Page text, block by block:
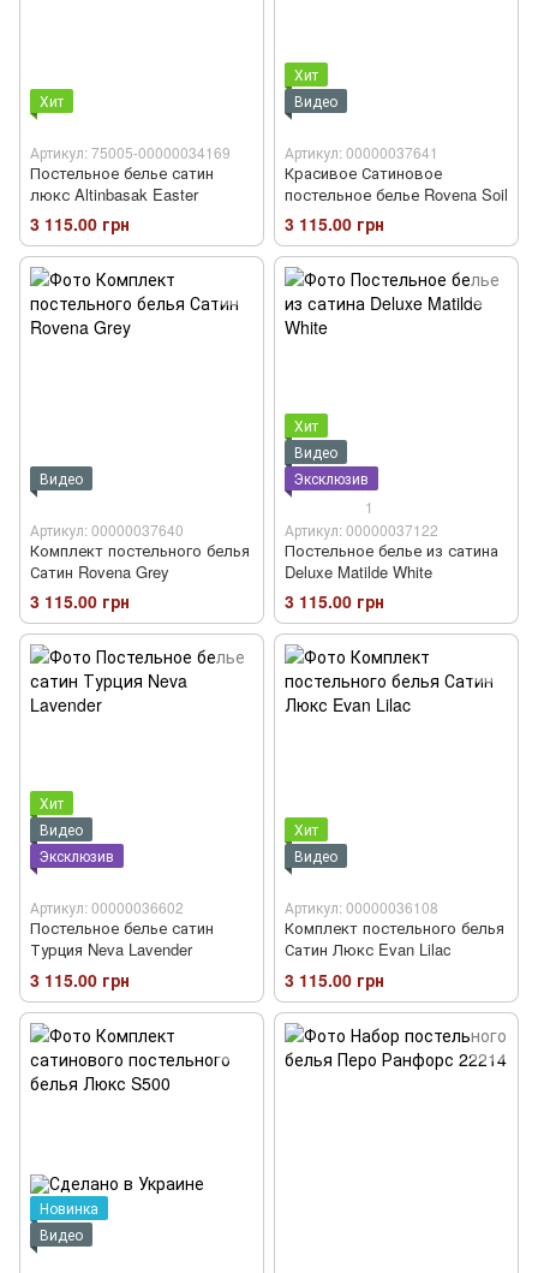
Хит
Артикул: 75005-00000034169
Постельное белье сатин
люкс Altinbasak Easter
3 115.00 грн
Хит
Видео
Артикул: 00000037641
Красивое Сатиновое
постельное белье Rovena Soil
3 115.00 грн
Видео
Артикул: 00000037640
Комплект постельного белья
Сатин Rovena Grey
3 115.00 грн
Хит
Видео
Эксклюзив
1
Артикул: 00000037122
Постельное белье из сатина
Deluxe Matilde White
3 115.00 грн
Хит
Видео
Эксклюзив
Артикул: 00000036602
Постельное белье сатин
Турция Neva Lavender
3 115.00 грн
Хит
Видео
Артикул: 00000036108
Комплект постельного белья
Сатин Люкс Evan Lilac
3 115.00 грн
Новинка
Видео